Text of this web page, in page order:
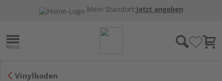
Mein Standort:Jetzt angeben
Vinylboden